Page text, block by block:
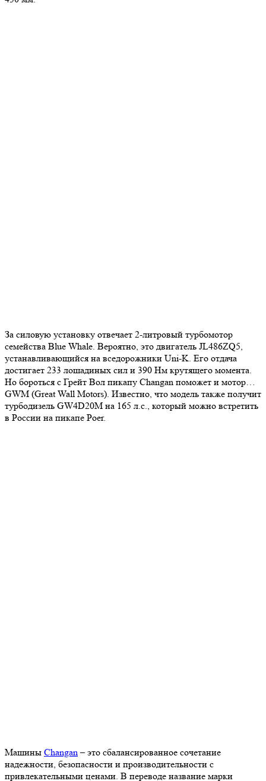
За силовую установку отвечает 2-литровый турбомотор
семейства Blue Whale. Вероятно, это двигатель JL486ZQ5,
устанавливающийся на вседорожники Uni-K. Его отдача
достигает 233 лошадиных сил и 390 Нм крутящего момента.
Но бороться с Грейт Вол пикапу Changan поможет и мотор…
GWM (Great Wall Motors). Известно, что модель также получит
турбодизель GW4D20M на 165 л.с., который можно встретить
в России на пикапе Poer.
Машины Changan – это сбалансированное сочетание
надежности, безопасности и производительности с
привлекательными ценами. В переводе название марки